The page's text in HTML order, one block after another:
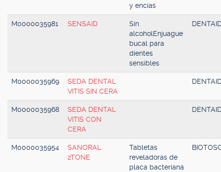
y encías
M0000035981 SENSAID
Sin
alcoholEnjuague
bucal para
dientes
sensibles
M0000035969
SEDA DENTAL
VITIS SIN CERA
M0000035968
SEDA DENTAL
VITIS CON
CERA
M0000035954
SANORAL
2TONE
Tabletas
reveladoras de
placa bacteriana